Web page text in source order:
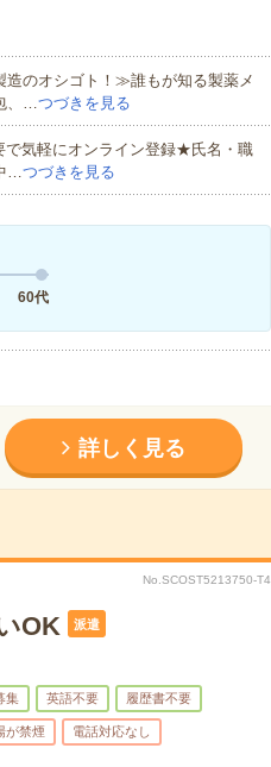
のオシゴト！≫誰もが知る製薬メ
、…つづきを見る
気軽にオンライン登録★氏名・職
…つづきを見る
60代
詳しく見る
No.SCOST5213750-T4
OK 派遣
集 英語不要 履歴書不要
が禁煙 電話対応なし